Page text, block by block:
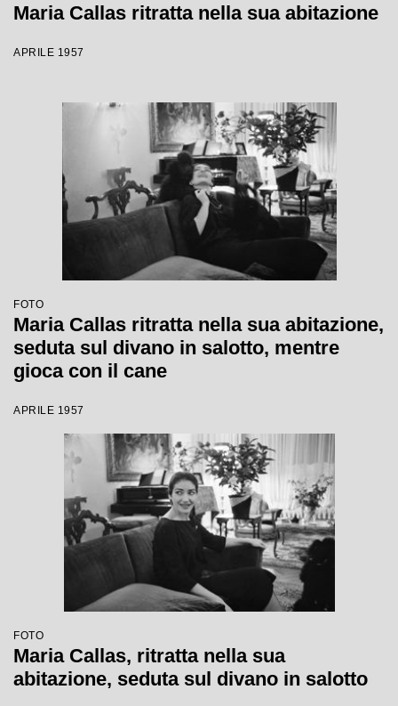
Maria Callas ritratta nella sua abitazione
APRILE 1957
FOTO
Maria Callas ritratta nella sua abitazione,
seduta sul divano in salotto, mentre
gioca con il cane
APRILE 1957
FOTO
Maria Callas, ritratta nella sua
abitazione, seduta sul divano in salotto